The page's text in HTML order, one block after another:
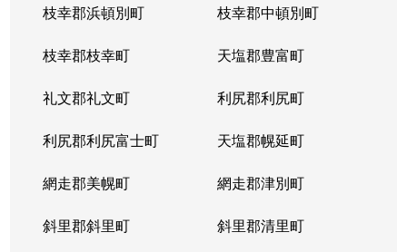
枝幸郡浜頓別町 枝幸郡中頓別町
枝幸郡枝幸町 天塩郡豊富町
礼文郡礼文町 利尻郡利尻町
利尻郡利尻富士町 天塩郡幌延町
網走郡美幌町 網走郡津別町
斜里郡斜里町 斜里郡清里町